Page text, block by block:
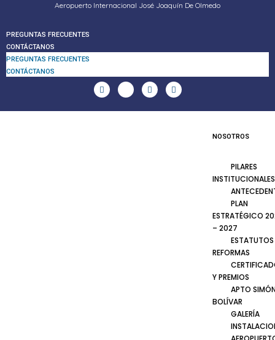
Aeropuerto Internacional José Joaquín De Olmedo
PREGUNTAS FRECUENTES
CONTÁCTANOS
PREGUNTAS FRECUENTES
CONTÁCTANOS
NOSOTROS
PILARES
INSTITUCIONALES
PLAN
ESTRATÉGICO
– 2027
ESTATUTOS
REFORMAS
Y PREMIOS
APTO
BOLÍVAR
GALERÍA